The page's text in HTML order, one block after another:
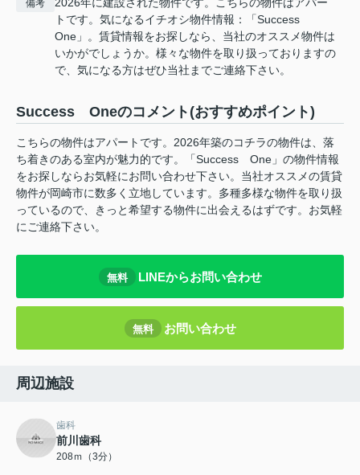
備考
2026年に建設された物件です。こちらの物件はアパー
トです。気になるイチオシ物件情報：「Success
One」。賃貸情報をお探しなら、当社のオススメ物件は
いかがでしょうか。様々な物件を取り扱っておりますの
で、気になる方はぜひ当社までご連絡下さい。
Success Oneのコメント(おすすめポイント)
こちらの物件はアパートです。2026年築のコチラの物件は、落
ち着きのある室内が魅力的です。「Success One」の物件情報
をお探しならお気軽にお問い合わせ下さい。当社オススメの賃貸
物件が岡崎市に数多く立地しています。多種多様な物件を取り扱
っているので、きっと希望する物件に出会えるはずです。お気軽
にご連絡下さい。
無料 LINEからお問い合わせ
無料 お問い合わせ
周辺施設
歯科
前川歯科
208ｍ（3分）